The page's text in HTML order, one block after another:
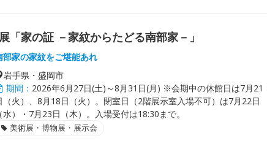
家の証 －家紋からたどる南部家－」
部家の家紋をご堪能あれ
岩手県・盛岡市
期間： 2026年6月27日(土)～8月31日(月) ※会期中の休館日は7月21
（火）、8月18日（火）。閉室日（2階展示室入場不可）は7月22日
（水）・7月23日（木）。入場受付は18:30まで。
美術展・博物展・展示会